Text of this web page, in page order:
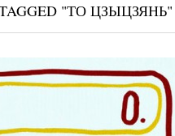
TAGGED "ТО ЦЗЫЦЗЯНЬ"